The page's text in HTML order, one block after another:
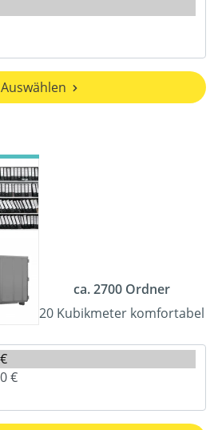
Auswählen
ca. 2700 Ordner
20 Kubikmeter komfortabel